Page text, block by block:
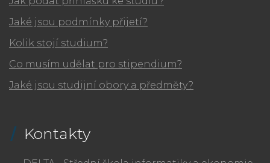
Jaké jsou podmínky přijetí?
Kolik stojí studium?
Co musím udělat pro stipendium?
Jaké jsou studijní obory a předměty?
Kontakty